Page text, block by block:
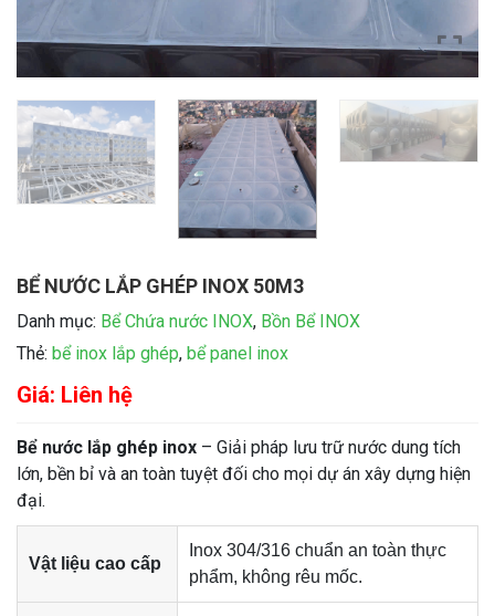
BỂ NƯỚC LẮP GHÉP INOX 50M3
Danh mục: Bể Chứa nước INOX, Bồn Bể INOX
Thẻ: bể inox lắp ghép, bể panel inox
Giá: Liên hệ
Bể nước lắp ghép inox – Giải pháp lưu trữ nước dung tích
lớn, bền bỉ và an toàn tuyệt đối cho mọi dự án xây dựng hiện
đại.
Vật liệu cao cấp
Inox 304/316 chuẩn an toàn thực
phẩm, không rêu mốc.